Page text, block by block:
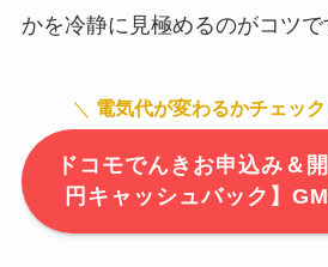
かを冷静に見極めるのがコツで
＼ 電気代が変わるかチェック
ドコモでんきお申込み＆
円キャッシュバック】